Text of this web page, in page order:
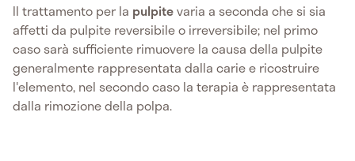
Il trattamento per la pulpitevaria a seconda che si sia
affetti da pulpite reversibile o irreversibile; nel primo
caso sarà sufficiente rimuovere la causa della pulpite
generalmente rappresentata dalla carie e ricostruire
l'elemento, nel secondo caso la terapia è rappresentata
dalla rimozione della polpa.